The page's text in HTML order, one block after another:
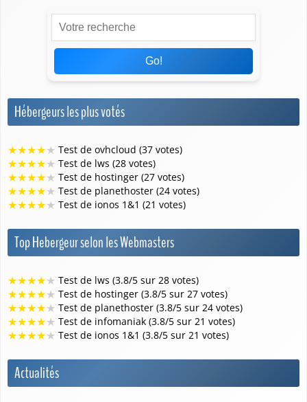
Go!
Hébergeurs les plus votés
★★★★★ Test de ovhcloud (37 votes)
★★★★★ Test de lws (28 votes)
★★★★★ Test de hostinger (27 votes)
★★★★★ Test de planethoster (24 votes)
★★★★★ Test de ionos 1&1 (21 votes)
Top Hebergeur selon les Webmasters
★★★★★ Test de lws (3.8/5 sur 28 votes)
★★★★★ Test de hostinger (3.8/5 sur 27 votes)
★★★★★ Test de planethoster (3.8/5 sur 24 votes)
★★★★★ Test de infomaniak (3.8/5 sur 21 votes)
★★★★★ Test de ionos 1&1 (3.8/5 sur 21 votes)
Actualités